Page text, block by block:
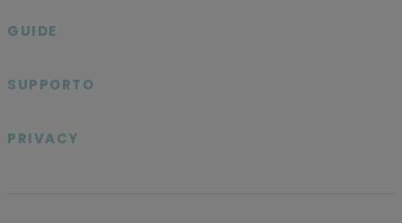
GUIDE
SUPPORTO
PRIVACY